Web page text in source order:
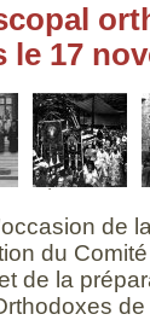
17
procession de
Pâques à
Saint Serge
1927
de
du
de la